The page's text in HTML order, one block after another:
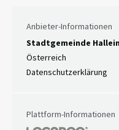
Anbieter-Informationen
Stadtgemeinde Hallein
Österreich
Datenschutzerklärung
Plattform-Informationen